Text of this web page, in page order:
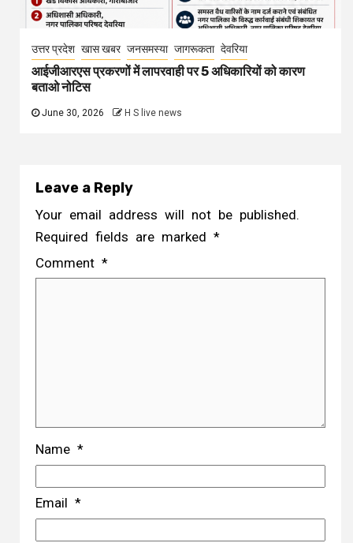
उत्तर प्रदेश खास खबर जनसमस्या जागरूकता देवरिया
आईजीआरएस प्रकरणों में लापरवाही पर 5 अधिकारियों को कारण
बताओ नोटिस
June 30, 2026 H S live news
Leave a Reply
Your email address will not be published.
Required fields are marked *
Comment *
Name *
Email *